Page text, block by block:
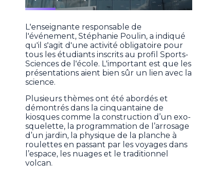
L'enseignante responsable de
l'événement, Stéphanie Poulin, a indiqué
qu'il s'agit d'une activité obligatoire pour
tous les étudiants inscrits au profil Sports-
Sciences de l'école. L'important est que les
présentations aient bien sûr un lien avec la
science.
Plusieurs thèmes ont été abordés et
démontrés dans la cinquantaine de
kiosques comme la construction d’un exo-
squelette, la programmation de l’arrosage
d’un jardin, la physique de la planche à
roulettes en passant par les voyages dans
l’espace, les nuages et le traditionnel
volcan.